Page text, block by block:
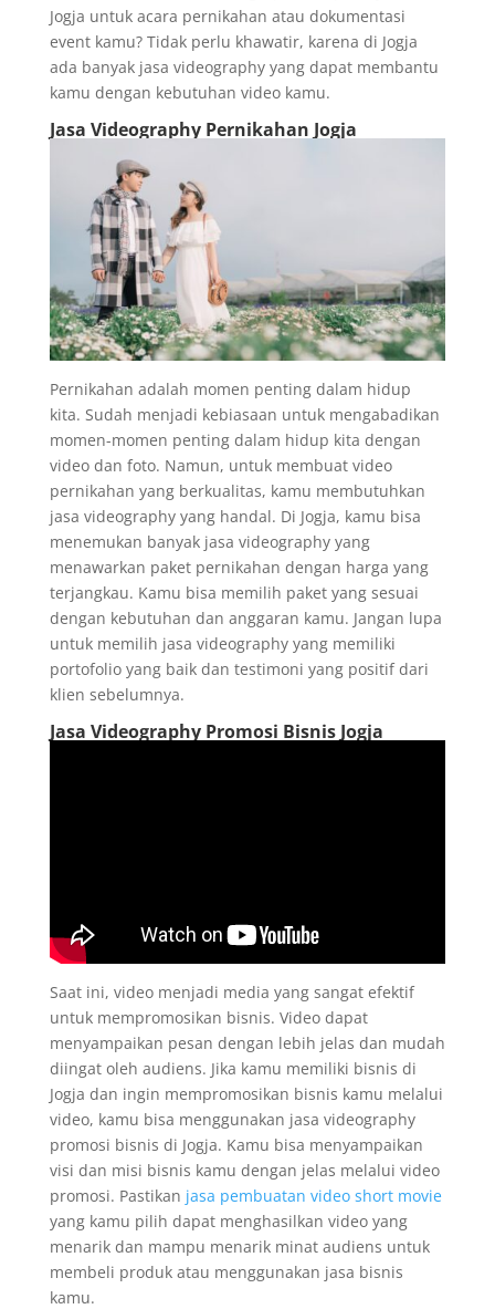
Jogja untuk acara pernikahan atau dokumentasi
event kamu? Tidak perlu khawatir, karena di Jogja
ada banyak jasa videography yang dapat membantu
kamu dengan kebutuhan video kamu.
Jasa Videography Pernikahan Jogja
Pernikahan adalah momen penting dalam hidup
kita. Sudah menjadi kebiasaan untuk mengabadikan
momen-momen penting dalam hidup kita dengan
video dan foto. Namun, untuk membuat video
pernikahan yang berkualitas, kamu membutuhkan
jasa videography yang handal. Di Jogja, kamu bisa
menemukan banyak jasa videography yang
menawarkan paket pernikahan dengan harga yang
terjangkau. Kamu bisa memilih paket yang sesuai
dengan kebutuhan dan anggaran kamu. Jangan lupa
untuk memilih jasa videography yang memiliki
portofolio yang baik dan testimoni yang positif dari
klien sebelumnya.
Jasa Videography Promosi Bisnis Jogja
Saat ini, video menjadi media yang sangat efektif
untuk mempromosikan bisnis. Video dapat
menyampaikan pesan dengan lebih jelas dan mudah
diingat oleh audiens. Jika kamu memiliki bisnis di
Jogja dan ingin mempromosikan bisnis kamu melalui
video, kamu bisa menggunakan jasa videography
promosi bisnis di Jogja. Kamu bisa menyampaikan
visi dan misi bisnis kamu dengan jelas melalui video
promosi. Pastikan jasa pembuatan video short movie
yang kamu pilih dapat menghasilkan video yang
menarik dan mampu menarik minat audiens untuk
membeli produk atau menggunakan jasa bisnis
kamu.